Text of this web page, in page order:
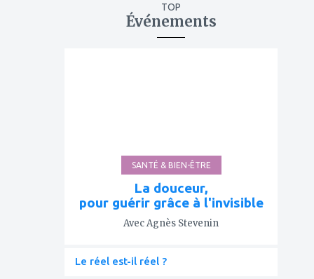
TOP
Événements
SANTÉ & BIEN-ÊTRE
La douceur,
pour guérir grâce à l'invisible
Avec Agnès Stevenin
Le réel est-il réel ?